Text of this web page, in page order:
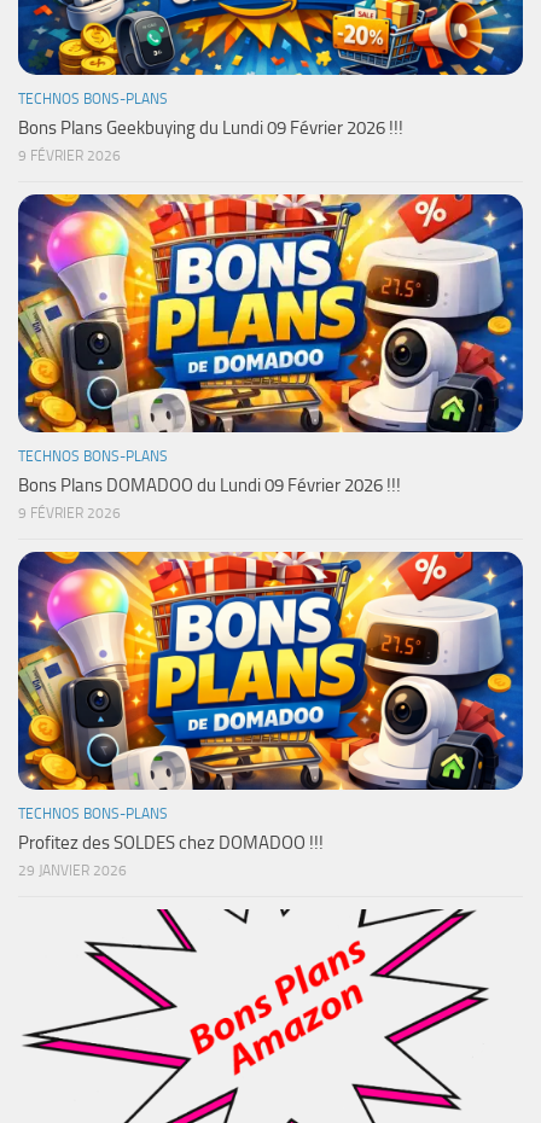
TECHNOS BONS-PLANS
Bons Plans Geekbuying du Lundi 09 Février 2026 !!!
9 FÉVRIER 2026
TECHNOS BONS-PLANS
Bons Plans DOMADOO du Lundi 09 Février 2026 !!!
9 FÉVRIER 2026
TECHNOS BONS-PLANS
Profitez des SOLDES chez DOMADOO !!!
29 JANVIER 2026